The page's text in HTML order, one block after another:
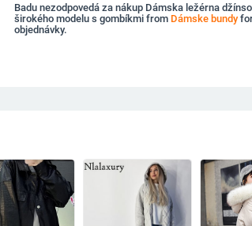
Badu nezodpovedá za nákup Dámska ležérna
širokého modelu s gombíkmi from Dámske bundy
objednávky.